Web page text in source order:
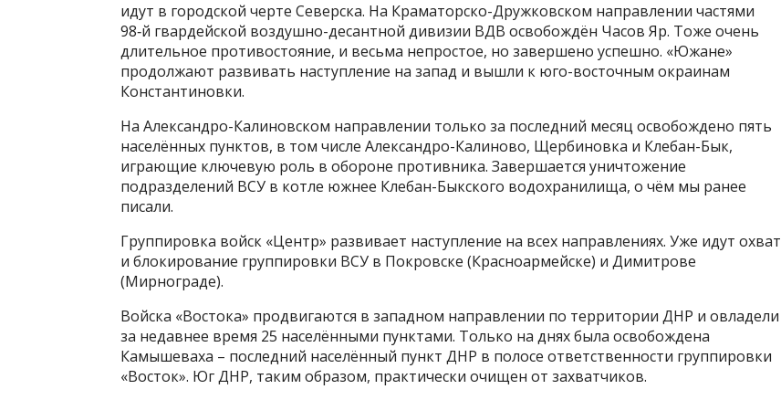
идут в городской черте Северска. На Краматорско-Дружковском направлении частями
98‑й гвардейской воздушно-десантной дивизии ВДВ освобождён Часов Яр. Тоже очень
длительное противостояние, и весьма непростое, но завершено успешно. «Южане»
продолжают развивать наступление на запад и вышли к юго-восточным окраинам
Константиновки.
На Александро-Калиновском направлении только за последний месяц освобождено пять
населённых пунктов, в том числе Александро-Калиново, Щербиновка и Клебан-Бык,
играющие ключевую роль в обороне противника. Завершается уничтожение
подразделений ВСУ в котле южнее Клебан-Быкского водохранилища, о чём мы ранее
писали.
Группировка войск «Центр» развивает наступление на всех направлениях. Уже идут охват
и блокирование группировки ВСУ в Покровске (Красноармейске) и Димитрове
(Мирнограде).
Войска «Востока» продвигаются в западном направлении по территории ДНР и овладели
за недавнее время 25 населёнными пунктами. Только на днях была освобождена
Камышеваха – последний населённый пункт ДНР в полосе ответственности группировки
«Восток». Юг ДНР, таким образом, практически очищен от захватчиков.